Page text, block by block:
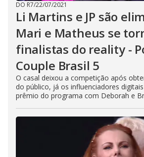
DO R7/22/07/2021
Li Martins e JP são
Mari e Matheus se
finalistas do reality -
Couple Brasil 5
O casal deixou a competição após
do público, já os influenciadores
prêmio do programa com Deborah e